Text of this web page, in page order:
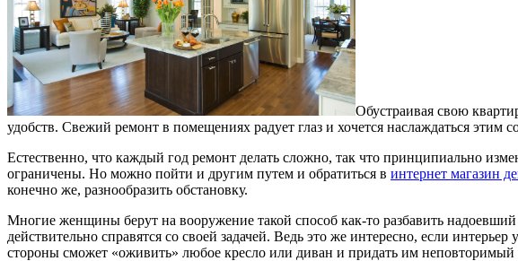
Обустраивая свою
удобств. Свежий ремонт в помещениях радует глаз и хочется наслаждаться этим
Естественно, что каждый год ремонт делать сложно, так что принципиально
ограничены. Но можно пойти и другим путем и обратиться в интернет магазин
конечно же, разнообразить обстановку.
Многие женщины берут на вооружение такой способ как-то разбавить
действительно справятся со своей задачей. Ведь это же интересно, если интерьер
стороны сможет «оживить» любое кресло или диван и придать им